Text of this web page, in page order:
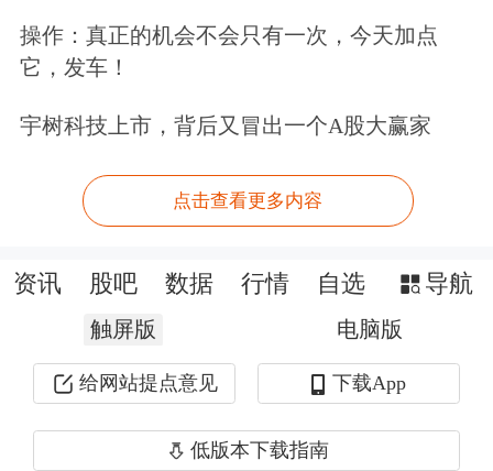
有实质性下文。
反内卷已有显著成效？
虽然收储一事迟迟没有定论，但这样的
操作：真正的机会不会只有一次，今天加点
它，发车！
宇树科技上市，背后又冒出一个A股大赢家
点击查看更多内容
资讯 股吧 数据 行情 自选 导航
触屏版 电脑版
给网站提点意见 下载App
低版本下载指南